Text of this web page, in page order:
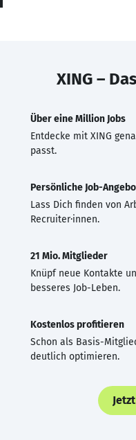
XING –
Über eine Million Jobs
Entdecke mit XING
passt.
Persönliche Job-
Lass Dich finden von
Recruiter·innen.
21 Mio. Mitglieder
Knüpf neue Kontakte
besseres Job-Leben.
Kostenlos profitieren
Schon als Basis-
deutlich optimieren.